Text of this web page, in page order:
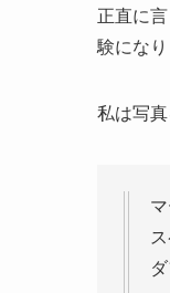
正直に
験になり
私は写